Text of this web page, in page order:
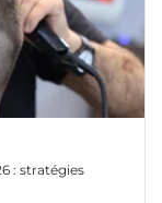
: stratégies